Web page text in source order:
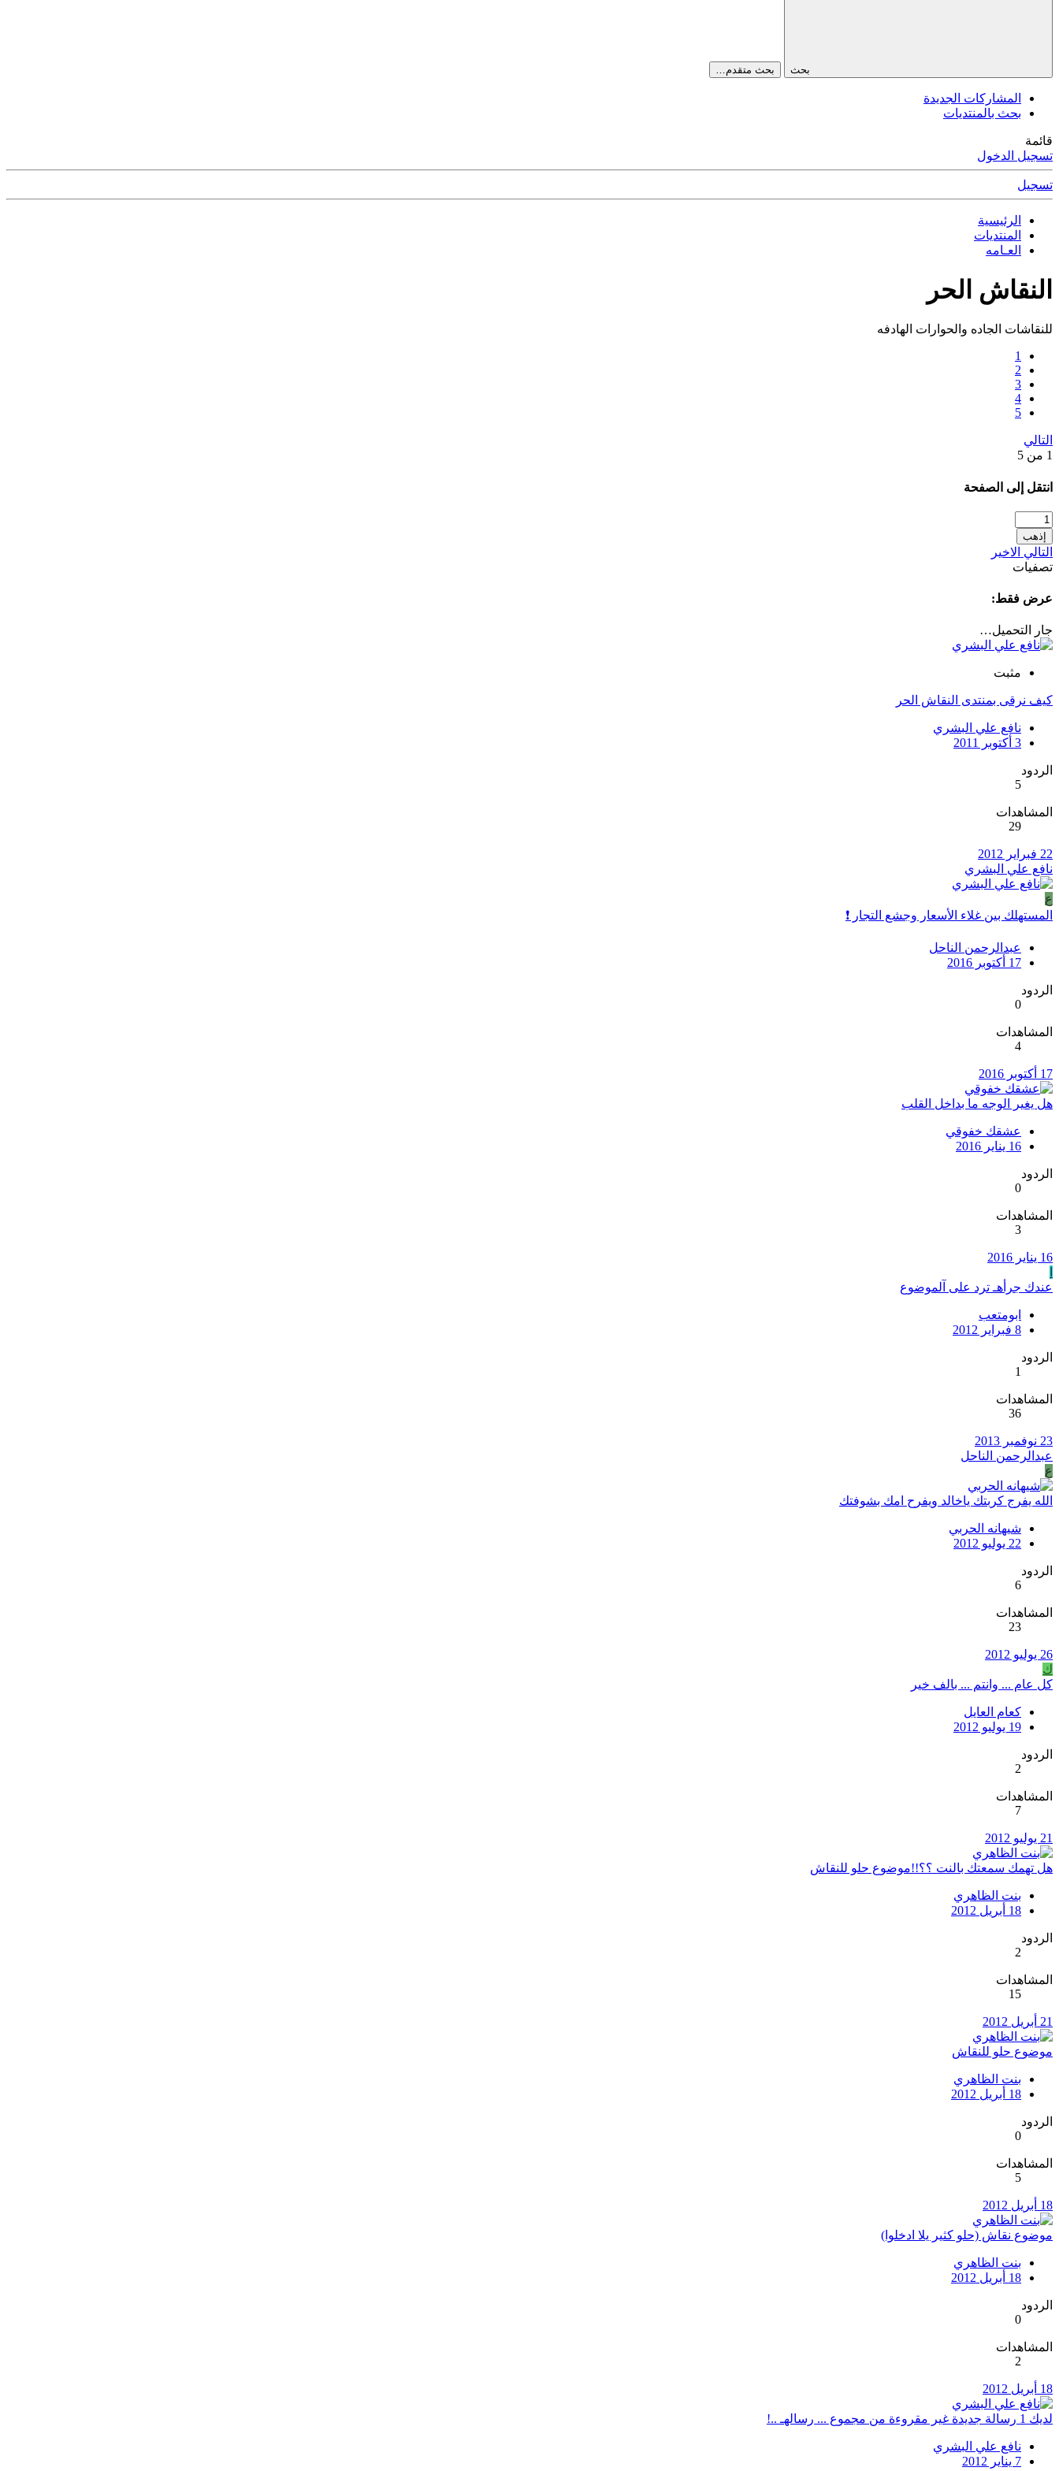
بحث بحث متقدم…
المشاركات الجديدة
بحث بالمنتديات
قائمة
تسجيل الدخول
تسجيل
الرئيسية
المنتديات
العـامه
النقاش الحر
للنقاشات الجاده والحوارات الهادفه
1
2
3
4
5
التالي
1 من 5
انتقل إلى الصفحة
إذهب
التالي الاخير
تصفيات
عرض فقط:
جار التحميل…
مثبت
كيف نرقى بمنتدى النقاش الحر
نافع علي البشري
3 أكتوبر 2011
الردود
5
المشاهدات
29
22 فبراير 2012
نافع علي البشري
ع
المستهلك بين غلاء الأسعار وجشع التجار ❗
عبدالرحمن الناحل
17 أكتوبر 2016
الردود
0
المشاهدات
4
17 أكتوبر 2016
هل يغير الوجه ما بداخل القلب
عشقك خفوقي
16 يناير 2016
الردود
0
المشاهدات
3
16 يناير 2016
عندك جرأهـ ترد على آلموضوع
ابومتعب
8 فبراير 2012
الردود
1
المشاهدات
36
23 نوفمبر 2013
عبدالرحمن الناحل
ع
الله يفرج كربتك ياخالد ويفرح امك بشوفتك
شيهانه الحربي
22 يوليو 2012
الردود
6
المشاهدات
23
26 يوليو 2012
ك
كل عام ... وانتم ... بالف خير
كعام العايل
19 يوليو 2012
الردود
2
المشاهدات
7
21 يوليو 2012
هل تهمك سمعتك بالنت ؟؟!!موضوع حلو للنقاش
بنت الظاهري
18 أبريل 2012
الردود
2
المشاهدات
15
21 أبريل 2012
موضوع حلو للنقاش
بنت الظاهري
18 أبريل 2012
الردود
0
المشاهدات
5
18 أبريل 2012
موضوع نقاش (حلو كثير يلا ادخلوا)
بنت الظاهري
18 أبريل 2012
الردود
0
المشاهدات
2
18 أبريل 2012
لديك 1 رسالة جديدة غير مقروءة من مجموع ... رسالهـ ..!
نافع علي البشري
7 يناير 2012